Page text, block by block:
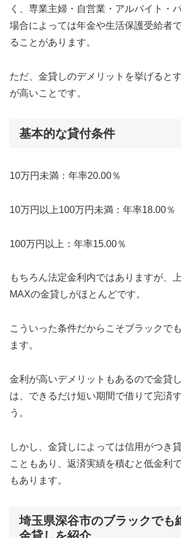
く、専業主婦・自営業・アルバイト・
場合によっては年金や生活保護受給者
ることがあります。
ただ、金貸しのデメリットを挙げると
が高いことです。
基本的な貸付条件
10万円未満：年率20.00％
10万円以上100万円未満：年率18.00％
100万円以上：年率15.00％
もちろん法定金利内ではありますが、
MAXの金貸しがほとんどです。
こういった条件だからこそブラックで
ます。
金利が高いデメリットもあるので金貸
は、できるだけ短い期間で借りて完済
う。
しかし、金貸しによっては信用がつき
こともあり、返済実績を積むと低金利
もあります。
埼玉県深谷市のブラックでも